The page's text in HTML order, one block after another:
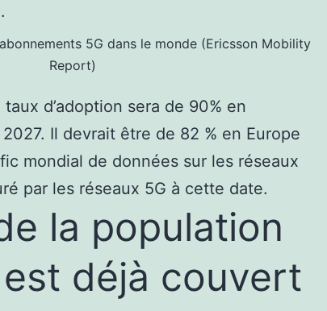
5G dans le monde (Ericsson Mobility
Report)
d’adoption sera de 90% en
Il devrait être de 82 % en Europe
mondial de données sur les réseaux
par les réseaux 5G à cette date.
la population
déjà couvert